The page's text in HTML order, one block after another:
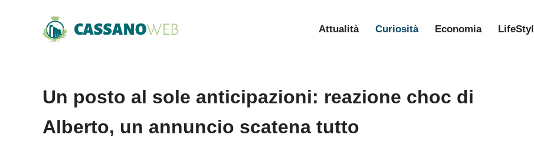
Attualità Curiosità Economia
Un posto al sole anticipazioni: reazione choc di
Alberto, un annuncio scatena tutto